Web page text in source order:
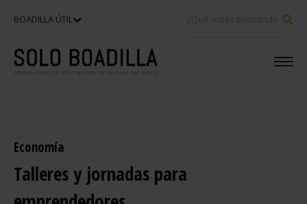
BOADILLA ÚTIL
Economía
Talleres y jornadas para